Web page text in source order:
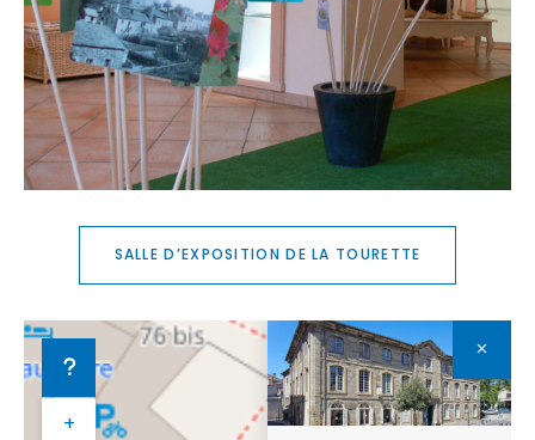
SALLE D’EXPOSITION DE LA TOURETTE
+